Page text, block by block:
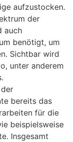
aufzustocken.
der
auch
benötigt, um
Sichtbar wird
unter anderem
bereits das
für die
beispielsweise
Insgesamt